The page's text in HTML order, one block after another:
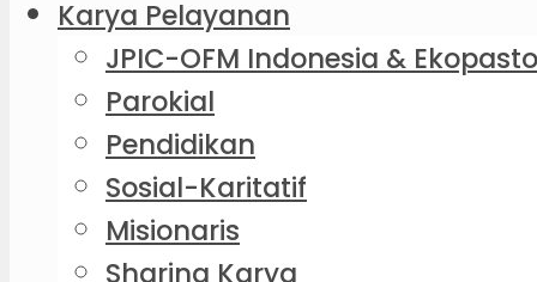
Karya Pelayanan
JPIC-OFM Indonesia &
Parokial
Pendidikan
Sosial-Karitatif
Misionaris
Sharing Karya